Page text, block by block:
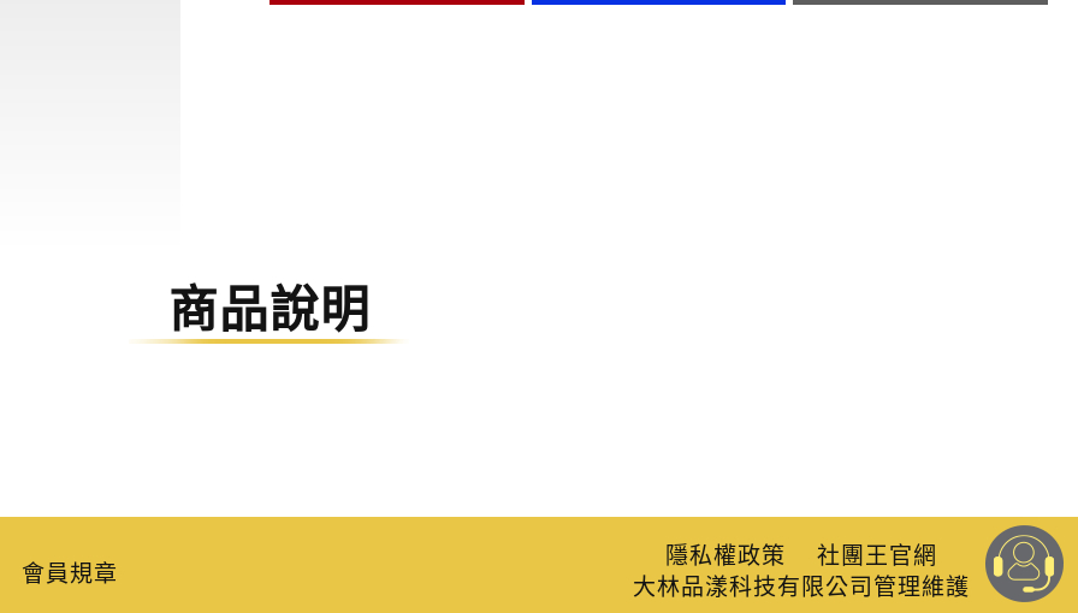
商品說明
會員規章
隱私權政策
社團王官網
大林品漾科技有限公司管理維護